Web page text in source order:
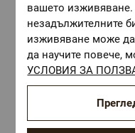
вашето
незадължителните
изживяване може да
да научите повече,
УСЛОВИЯ ЗА